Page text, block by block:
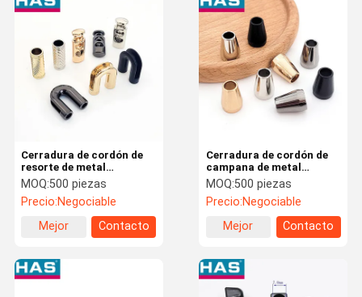
Cerradura de cordón de
resorte de metal
ajustable para sujetar el
tapón de cuerda de tira
para ropa
MOQ:500 piezas
Precio:Negociable
Mejor
Contacto
Cerradura de cordón de
campana de metal
ajustable a través de la
hebilla para cinturones
MOQ:500 piezas
Precio:Negociable
Mejor
Contacto